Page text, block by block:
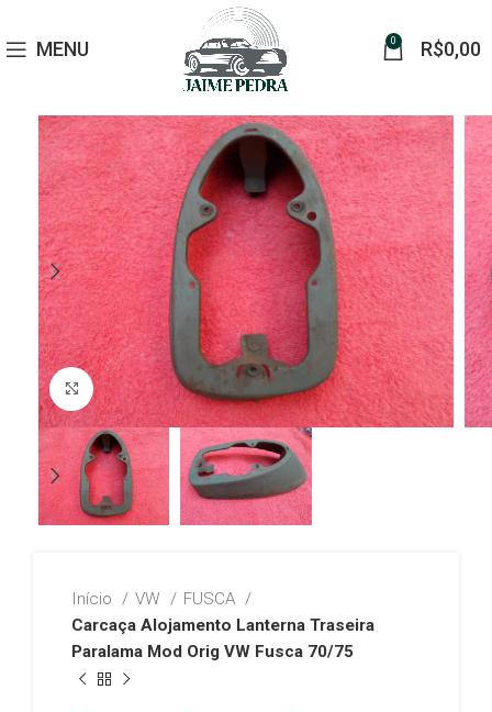
MENU 0 R$0,00
Click to enlarge
Início VW
FUSCA
Carcaça Alojamento Lanterna Traseira
Paralama Mod Orig VW Fusca 70/75